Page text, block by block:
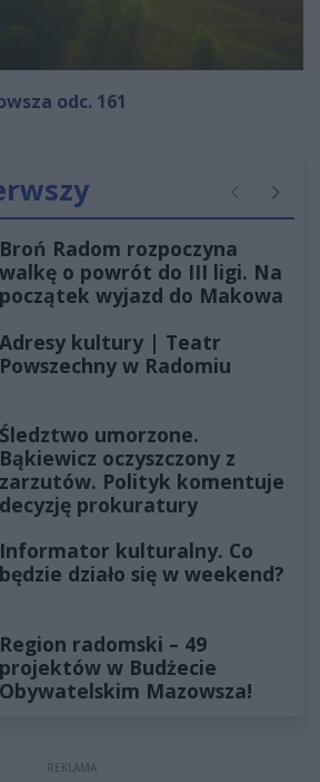
odc. 161
Poprzednie
Broń Radom rozpoczyna
walkę o powrót do III ligi. Na
początek wyjazd do Makowa
Adresy kultury | Teatr
Powszechny w Radomiu
Śledztwo umorzone.
Bąkiewicz oczyszczony z
zarzutów. Polityk komentuje
decyzję prokuratury
Informator kulturalny. Co
będzie działo się w weekend?
Region radomski – 49
projektów w Budżecie
Obywatelskim Mazowsza!
REKLAMA